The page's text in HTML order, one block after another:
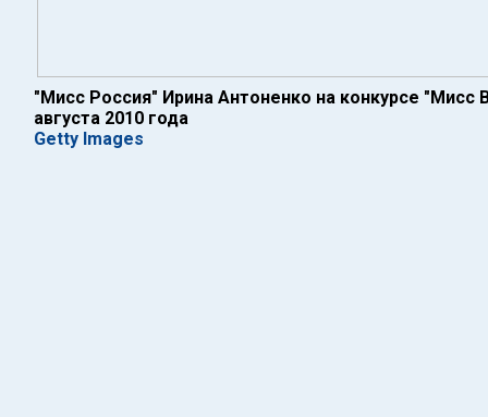
"Мисс Россия" Ирина Антоненко на конкурсе "Мисс
августа 2010 года
Getty Images